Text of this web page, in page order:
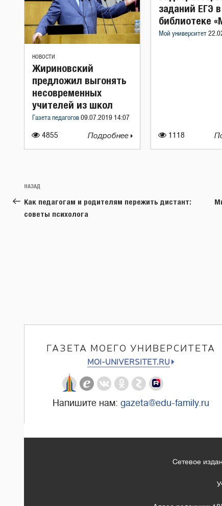
НОВОСТИ
4855
Жириновский
предложил выгонять
несовременных
учителей из школ
Газета педагогов 09.07.2019 14:07
Подробнее 1118
заданий ЕГЭ в
библиотеке
Мой университет
Навигация
по
записям
Предыдущая
запись:
НАЗАД
Как педагогам и родителям пережить дистант:
советы психолога
ГАЗЕТА МОЕГО УНИВЕРСИТЕТА
MOI-UNIVERSITET.RU
Напишите нам: gazeta@edu-family.ru
Сетевое